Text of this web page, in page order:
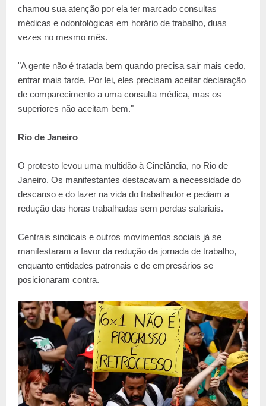
chamou sua atenção por ela ter marcado consultas
médicas e odontológicas em horário de trabalho, duas
vezes no mesmo mês.
"A gente não é tratada bem quando precisa sair mais cedo,
entrar mais tarde. Por lei, eles precisam aceitar declaração
de comparecimento a uma consulta médica, mas os
superiores não aceitam bem."
Rio de Janeiro
O protesto levou uma multidão à Cinelândia, no Rio de
Janeiro. Os manifestantes destacavam a necessidade do
descanso e do lazer na vida do trabalhador e pediam a
redução das horas trabalhadas sem perdas salariais.
Centrais sindicais e outros movimentos sociais já se
manifestaram a favor da redução da jornada de trabalho,
enquanto entidades patronais e de empresários se
posicionaram contra.